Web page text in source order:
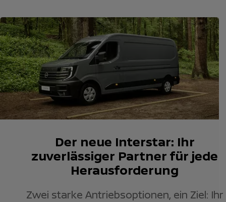
Der neue Interstar: Ihr
zuverlässiger Partner für jede
Herausforderung
Zwei starke Antriebsoptionen, ein Ziel: Ihr